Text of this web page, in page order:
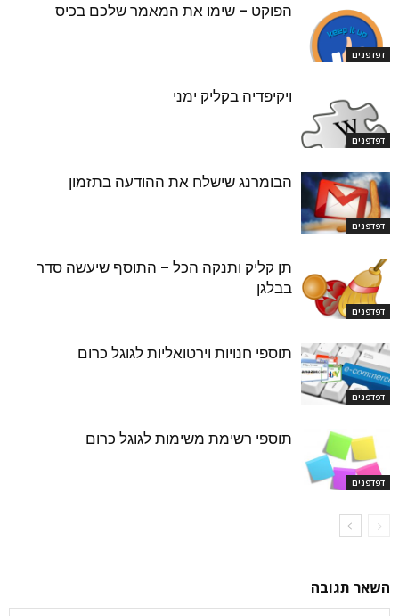
דפדפנים
הפוקט – שימו את המאמר שלכם בכיס
דפדפנים
ויקיפדיה בקליק ימני
דפדפנים
הבומרנג שישלח את ההודעה בתזמון
דפדפנים
תן קליק ותנקה הכל – התוסף שיעשה סדר
בבלגן
דפדפנים
תוספי חנויות וירטואליות לגוגל כרום
דפדפנים
תוספי רשימת משימות לגוגל כרום
השאר תגובה